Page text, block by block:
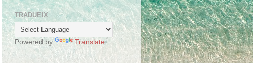
TRADUEIX
Powered by Translate